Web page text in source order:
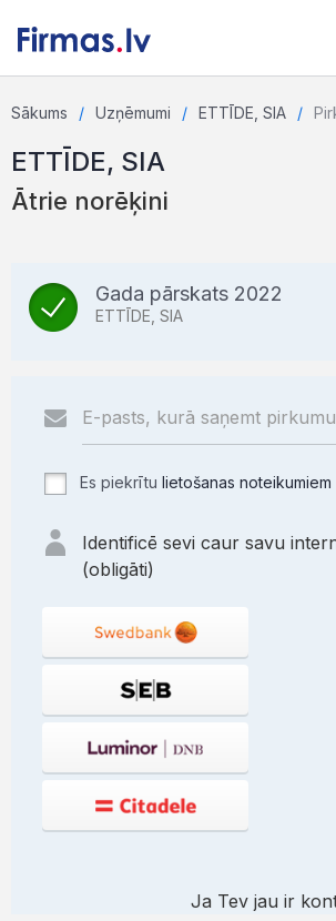
Sākums Uzņēmumi ETTĪDE, SIA
ETTĪDE, SIA
Ātrie norēķini
Gada pārskats 2022
ETTĪDE, SIA
Es piekrītu lietošanas noteikumiem
Identificē sevi caur savu
(obligāti)
Ja Tev jau ir